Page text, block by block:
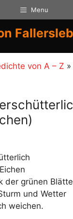
Menu
von A – Z »
der grünen
und Wetter
weichen.